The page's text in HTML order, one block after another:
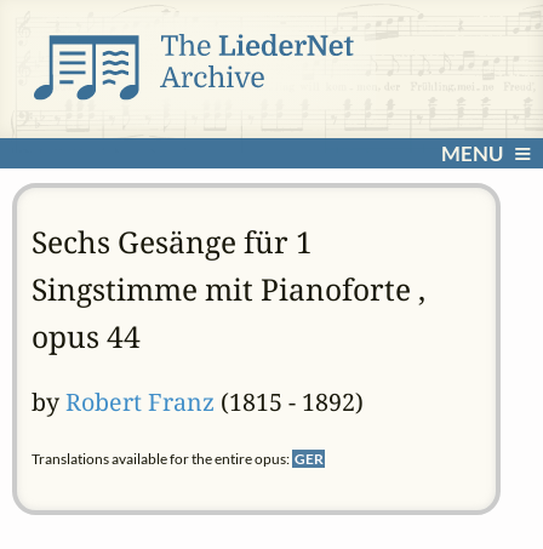
MENU
Sechs Gesänge für 1
Singstimme mit Pianoforte ,
opus 44
byRobert Franz (1815 - 1892)
Translations available for the entire opus: GER